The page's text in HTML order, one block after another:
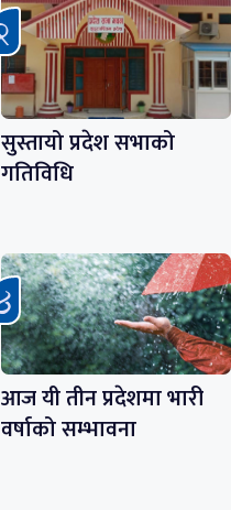
सुस्तायो प्रदेश सभाको
गतिविधि
आज यी तीन प्रदेशमा भारी
वर्षाको सम्भावना